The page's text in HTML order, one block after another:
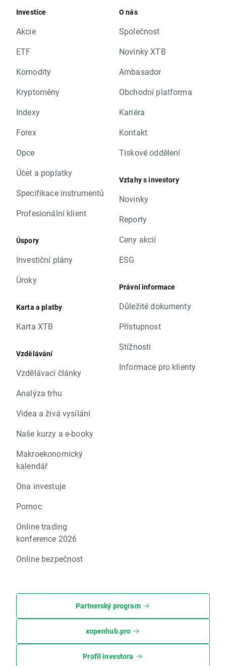
Investice
Akcie
ETF
Komodity
Kryptoměny
Indexy
Forex
Opce
Účet a poplatky
Specifikace instrumentů
Profesionální klient
Úspory
Investiční plány
Úroky
Karta a platby
Karta XTB
Vzdělávání
Vzdělávací články
Analýza trhu
Videa a živá vysílání
Naše kurzy a e-booky
Makroekonomický
kalendář
Ona investuje
Pomoc
Online trading
konference 2026
Online bezpečnost
O nás
Společnost
Novinky XTB
Ambasador
Obchodní platforma
Kariéra
Kontakt
Tiskové oddělení
Vztahy s investory
Novinky
Reporty
Ceny akcií
ESG
Právní informace
Důležité dokumenty
Přístupnost
Stížnosti
Informace pro klienty
Partnerský program
xopenhub.pro
Profil investora